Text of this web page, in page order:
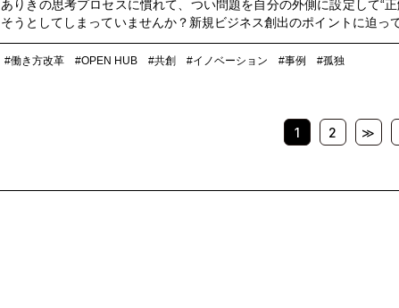
ありきの思考プロセスに慣れて、つい問題を自分の外側に設定して“正
そうとしてしまっていませんか？新規ビジネス創出のポイントに迫って
す。
#働き方改革 #OPEN HUB #共創 #イノベーション #事例 #孤独
1 2 ≫